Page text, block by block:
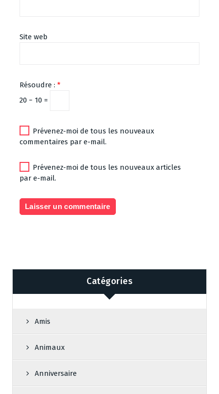
Site web
Résoudre : *
20 − 10 =
Prévenez-moi de tous les nouveaux
commentaires par e-mail.
Prévenez-moi de tous les nouveaux articles
par e-mail.
Catégories
Amis
Animaux
Anniversaire